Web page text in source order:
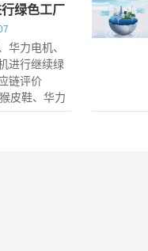
绿色工厂
华力电机、
进行继续绿
应链评价
皮鞋、华力
特风机进行